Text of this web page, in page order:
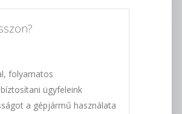
folyamatos
ügyfeleink
a gépjármű használata